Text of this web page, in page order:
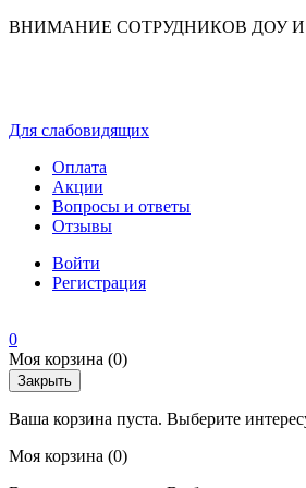
ВНИМАНИЕ СОТРУДНИКОВ ДОУ И
Для слабовидящих
Оплата
Акции
Вопросы и ответы
Отзывы
Войти
Регистрация
0
Моя корзина (0)
Закрыть
Ваша корзина пуста. Выберите
Моя корзина (0)